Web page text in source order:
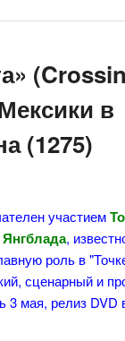
в
(1275)
участием
,
роль в
сценарный и
3 мая, релиз DVD